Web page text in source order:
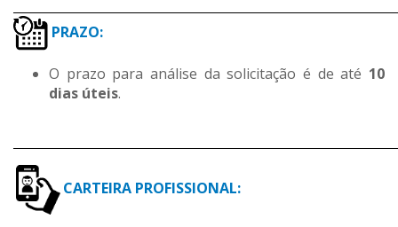
PRAZO:
O prazo para análise da solicitação é de até 10
dias úteis.
CARTEIRA PROFISSIONAL: